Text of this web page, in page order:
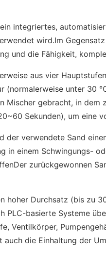
integriertes,
wird.Im
und die Fähigkeit,
aus vier
(normalerweise unter 30
Mischer gebracht, in dem
Sekunden), um eine
der verwendete Sand
in einem Schwingungs-
zurückgewonnen
hoher Durchsatz (bis zu
PLC-basierte Systeme
Ventilkörper,
die Einhaltung der